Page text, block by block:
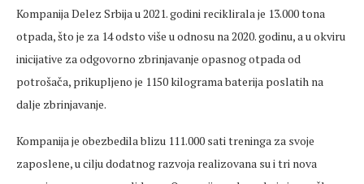
Kompanija Delez Srbija u 2021. godini reciklirala je 13.000 tona
otpada, što je za 14 odsto više u odnosu na 2020. godinu, a u okviru
inicijative za odgovorno zbrinjavanje opasnog otpada od
potrošača, prikupljeno je 1150 kilograma baterija poslatih na
dalje zbrinjavanje.
Kompanija je obezbedila blizu 111.000 sati treninga za svoje
zaposlene, u cilju dodatnog razvoja realizovana su i tri nova